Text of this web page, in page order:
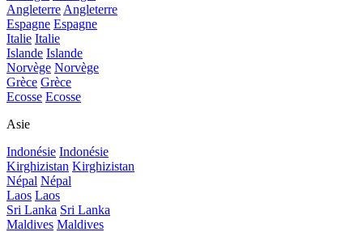
Angleterre Angleterre
Espagne Espagne
Italie Italie
Islande Islande
Norvège Norvège
Grèce Grèce
Ecosse Ecosse
Asie
Indonésie Indonésie
Kirghizistan Kirghizistan
Népal Népal
Laos Laos
Sri Lanka Sri Lanka
Maldives Maldives